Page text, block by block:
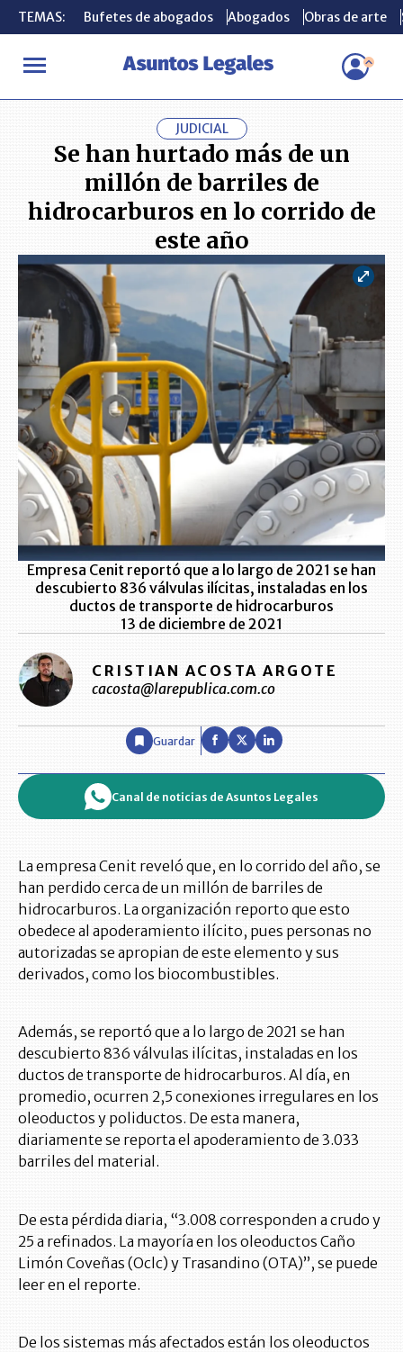
TEMAS: Bufetes de abogados Abogados Obras de arte
INICIO ACTUALIDAD Se han hurtado más de un millón de
TEMAS: Bufetes de abogados Abogados Obras de arte
JUDICIAL
Se han hurtado más de un
millón de barriles de
hidrocarburos en lo corrido de
este año
Empresa Cenit reportó que a lo largo de 2021 se han
descubierto 836 válvulas ilícitas, instaladas en los
ductos de transporte de hidrocarburos
13 de diciembre de 2021
CRISTIAN ACOSTA ARGOTE
cacosta@larepublica.com.co
Guardar
Canal de noticias de Asuntos Legales
La empresa Cenit reveló que, en lo corrido del año, se
han perdido cerca de un millón de barriles de
hidrocarburos. La organización reporto que esto
obedece al apoderamiento ilícito, pues personas no
autorizadas se apropian de este elemento y sus
derivados, como los biocombustibles.
Además, se reportó que a lo largo de 2021 se han
descubierto 836 válvulas ilícitas, instaladas en los
ductos de transporte de hidrocarburos. Al día, en
promedio, ocurren 2,5 conexiones irregulares en los
oleoductos y poliductos. De esta manera,
diariamente se reporta el apoderamiento de 3.033
barriles del material.
De esta pérdida diaria, “3.008 corresponden a crudo y
25 a refinados. La mayoría en los oleoductos Caño
Limón Coveñas (Oclc) y Trasandino (OTA)”, se puede
leer en el reporte.
De los sistemas más afectados están los oleoductos